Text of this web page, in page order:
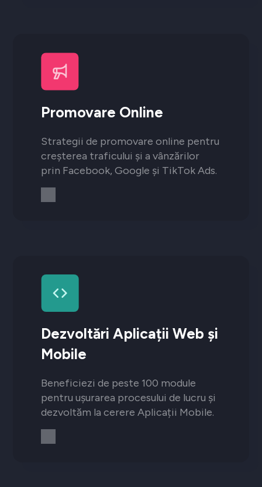
Promovare Online
Strategii de promovare online pentru
creșterea traficului și a vânzărilor
prin Facebook, Google și TikTok Ads.
Dezvoltări Aplicații Web și
Mobile
Beneficiezi de peste 100 module
pentru ușurarea procesului de lucru și
dezvoltăm la cerere Aplicații Mobile.